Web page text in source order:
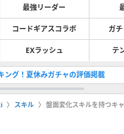
最強リーダー
コードギアスコラボ ガ
EXラッシュ テ
ング！夏休みガチャの評価掲載
スキル 盤面変化スキルを持つキ